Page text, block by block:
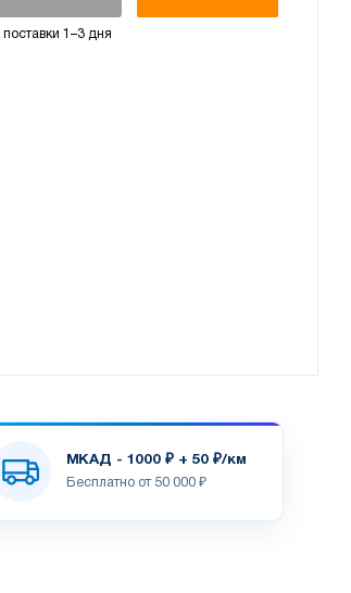
1–3 дня
МКАД - 1000 ₽ + 50 ₽/км
Бесплатно от 50 000 ₽